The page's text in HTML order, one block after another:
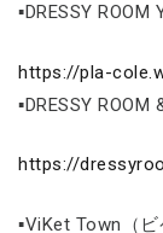
▪DRESSY ROOM
https://pla-
▪DRESSY
https://
▪ViKet Town（ビ